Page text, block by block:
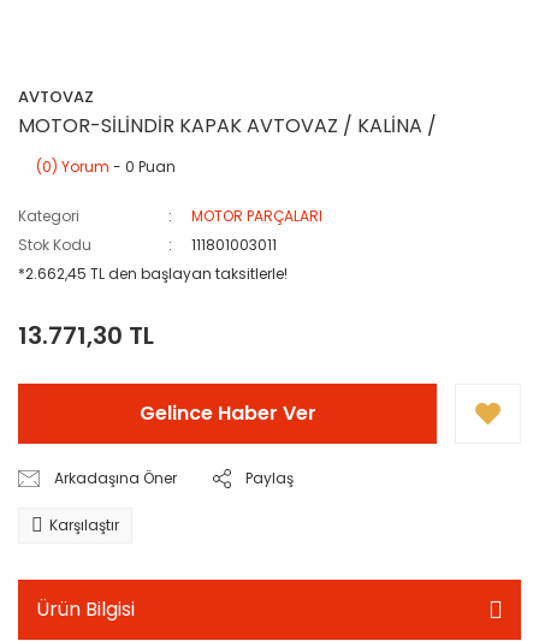
AVTOVAZ
MOTOR-SİLİNDİR KAPAK AVTOVAZ / KALİNA /
(0) Yorum - 0 Puan
Kategori
MOTOR PARÇALARI
Stok Kodu
111801003011
*2.662,45 TL den başlayan taksitlerle!
13.771,30 TL
Gelince Haber Ver
Arkadaşına Öner Paylaş
Karşılaştır
Ürün Bilgisi